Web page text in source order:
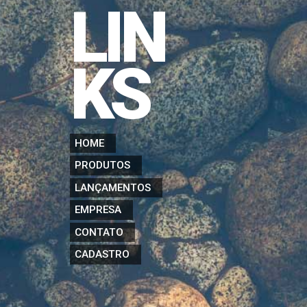
LIN
KS
HOME
PRODUTOS
LANÇAMENTOS
EMPRESA
CONTATO
CADASTRO